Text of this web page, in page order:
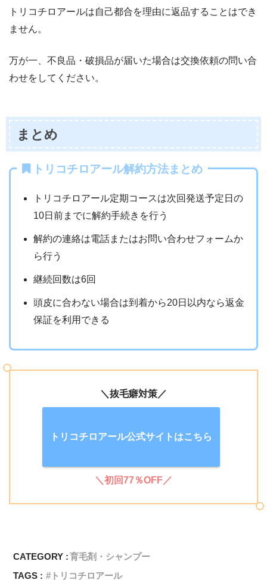
トリコチロアールは自己都合を理由に返品することはでき
ません。
万が一、不良品・破損品が届いた場合は交換依頼の問い合
わせをしてください。
まとめ
トリコチロアール解約方法まとめ
トリコチロアール定期コースは次回発送予定日の
10日前までに解約手続きを行う
解約の連絡は電話またはお問い合わせフォームか
ら行う
継続回数は6回
頭皮に合わない場合は到着から20日以内なら返金
保証を利用できる
＼抜毛癖対策／
トリコチロアール公式サイトはこちら
＼初回77％OFF／
CATEGORY :育毛剤・シャンプー
TAGS :
トリコチロアール